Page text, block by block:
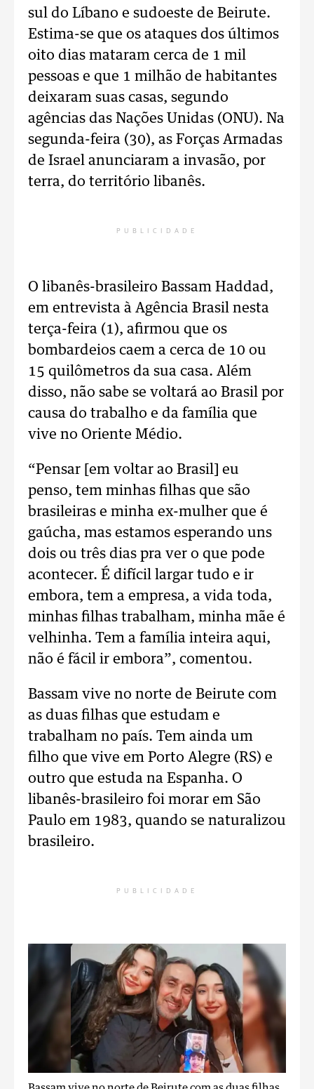
sul do Líbano e sudoeste de Beirute.
Estima-se que os ataques dos últimos
oito dias mataram cerca de 1 mil
pessoas e que 1 milhão de habitantes
deixaram suas casas, segundo
agências das Nações Unidas (ONU). Na
segunda-feira (30), as Forças Armadas
de Israel anunciaram a invasão, por
terra, do território libanês.
PUBLICIDADE
O libanês-brasileiro Bassam Haddad,
em entrevista à Agência Brasil nesta
terça-feira (1), afirmou que os
bombardeios caem a cerca de 10 ou
15 quilômetros da sua casa. Além
disso, não sabe se voltará ao Brasil por
causa do trabalho e da família que
vive no Oriente Médio.
“Pensar [em voltar ao Brasil] eu
penso, tem minhas filhas que são
brasileiras e minha ex-mulher que é
gaúcha, mas estamos esperando uns
dois ou três dias pra ver o que pode
acontecer. É difícil largar tudo e ir
embora, tem a empresa, a vida toda,
minhas filhas trabalham, minha mãe é
velhinha. Tem a família inteira aqui,
não é fácil ir embora”, comentou.
Bassam vive no norte de Beirute com
as duas filhas que estudam e
trabalham no país. Tem ainda um
filho que vive em Porto Alegre (RS) e
outro que estuda na Espanha. O
libanês-brasileiro foi morar em São
Paulo em 1983, quando se naturalizou
brasileiro.
PUBLICIDADE